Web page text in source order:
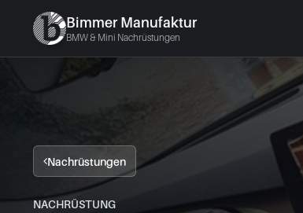
Bimmer Manufaktur
BMW & Mini Nachrüstungen
Nachrüstungen
NACHRÜSTUNG